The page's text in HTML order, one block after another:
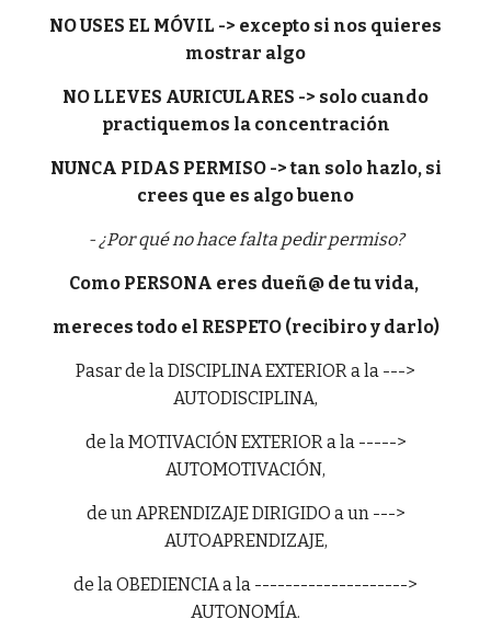
NO USES EL MÓVIL -> excepto si nos quieres
mostrar algo
NO LLEVES AURICULARES -> solo cuando
practiquemos la concentración
NUNCA PIDAS PERMISO -> tan solo hazlo, si
crees que es algo bueno
- ¿Por qué no hace falta pedir permiso?
Como PERSONA eres dueñ@ de tu vida,
mereces todo el RESPETO (recibiro y darlo)
Pasar de la DISCIPLINA EXTERIOR a la --->
AUTODISCIPLINA,
de la MOTIVACIÓN EXTERIOR a la ----->
AUTOMOTIVACIÓN,
de un APRENDIZAJE DIRIGIDO a un --->
AUTOAPRENDIZAJE,
de la OBEDIENCIA a la -------------------->
AUTONOMÍA.